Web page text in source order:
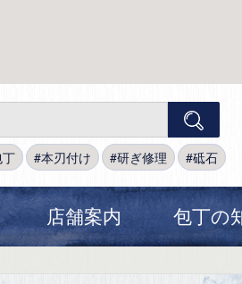
本刃付け 研ぎ修理 砥石
店舗案内 包丁の